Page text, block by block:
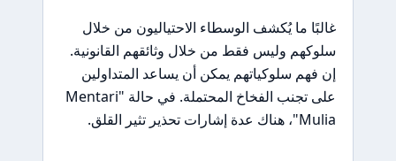
غالبًا ما يُكشف الوسطاء الاحتياليون من خلال
سلوكهم وليس فقط من خلال وثائقهم القانونية.
إن فهم سلوكياتهم يمكن أن يساعد المتداولين
على تجنب الفخاخ المحتملة. في حالة "Mentari
Mulia"، هناك عدة إشارات تحذير تثير القلق.